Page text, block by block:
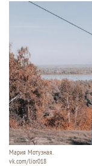
Мария Мотузная.
vk.com/lior018